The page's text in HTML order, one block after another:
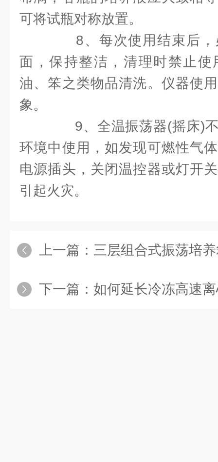
可将试瓶对称放置。
8、每次使用结束后，
面，保持整洁，清理时禁止使
油、笨之类物品清洗。仪器使
象。
9、全温振荡器(摇床)不
环境中使用，如发现可燃性气
电源插头，关闭温控器或灯开
引起火灾。
上一篇： 三层组合式振荡培
下一篇： 如何延长冷冻高速